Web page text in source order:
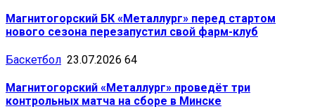
Магнитогорский БК «Металлург» перед стартом
нового сезона перезапустил свой фарм-клуб
Баскетбол 23.07.2026 64
Магнитогорский «Металлург» проведёт три
контрольных матча на сборе в Минске